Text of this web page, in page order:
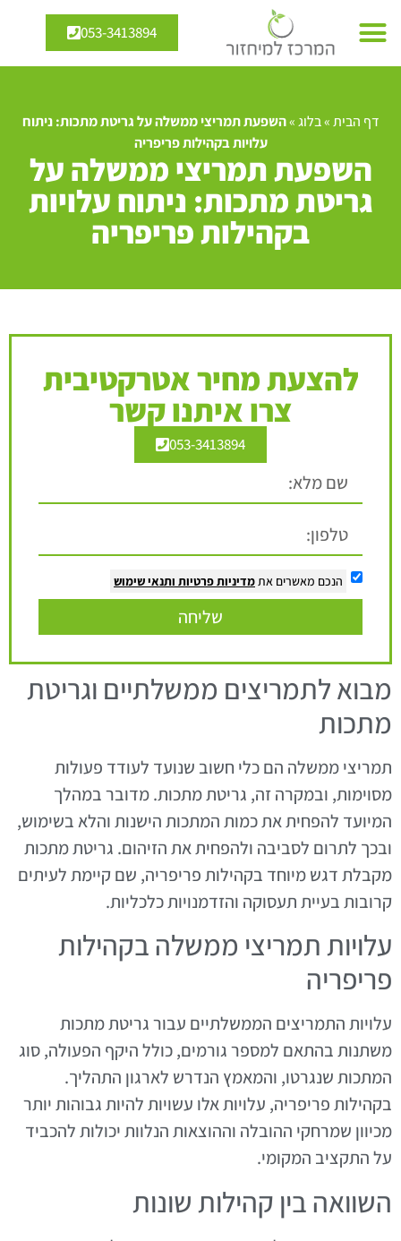
053-3413894
דף הבית»בלוג»השפעת תמריצי ממשלה על גריטת מתכות: ניתוח
עלויות בקהילות פריפריה
השפעת תמריצי ממשלה על
גריטת מתכות: ניתוח עלויות
בקהילות פריפריה
להצעת מחיר אטרקטיבית
צרו איתנו קשר
053-3413894
הנכם מאשרים את מדיניות פרטיות ותנאי שימוש
שליחה
מבוא לתמריצים ממשלתיים וגריטת
מתכות
תמריצי ממשלה הם כלי חשוב שנועד לעודד פעולות
מסוימות, ובמקרה זה, גריטת מתכות. מדובר במהלך
המיועד להפחית את כמות המתכות הישנות והלא בשימוש,
ובכך לתרום לסביבה ולהפחית את הזיהום. גריטת מתכות
מקבלת דגש מיוחד בקהילות פריפריה, שם קיימת לעיתים
קרובות בעיית תעסוקה והזדמנויות כלכליות.
עלויות תמריצי ממשלה בקהילות
פריפריה
עלויות התמריצים הממשלתיים עבור גריטת מתכות
משתנות בהתאם למספר גורמים, כולל היקף הפעולה, סוג
המתכות שנגרטו, והמאמץ הנדרש לארגון התהליך.
בקהילות פריפריה, עלויות אלו עשויות להיות גבוהות יותר
מכיוון שמרחקי ההובלה וההוצאות הנלוות יכולות להכביד
על התקציב המקומי.
השוואה בין קהילות שונות